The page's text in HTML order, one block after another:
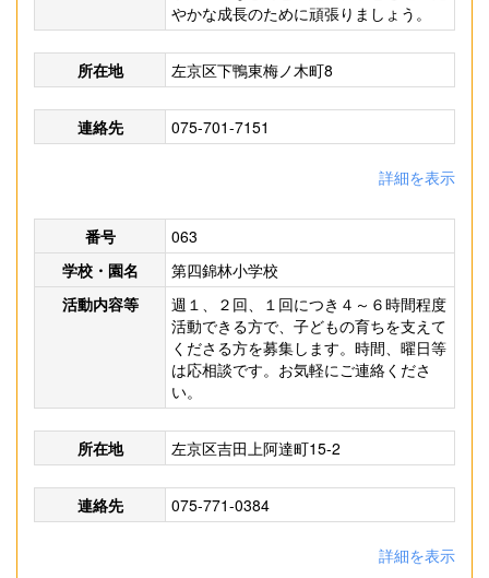
やかな成長のために頑張りましょう。
所在地 左京区下鴨東梅ノ木町8
連絡先 075-701-7151
詳細を表示
番号
063
学校・園名
第四錦林小学校
活動内容等
週１、２回、１回につき４～６時間程度
活動できる方で、子どもの育ちを支えて
くださる方を募集します。時間、曜日等
は応相談です。お気軽にご連絡くださ
い。
所在地 左京区吉田上阿達町15-2
連絡先 075-771-0384
詳細を表示